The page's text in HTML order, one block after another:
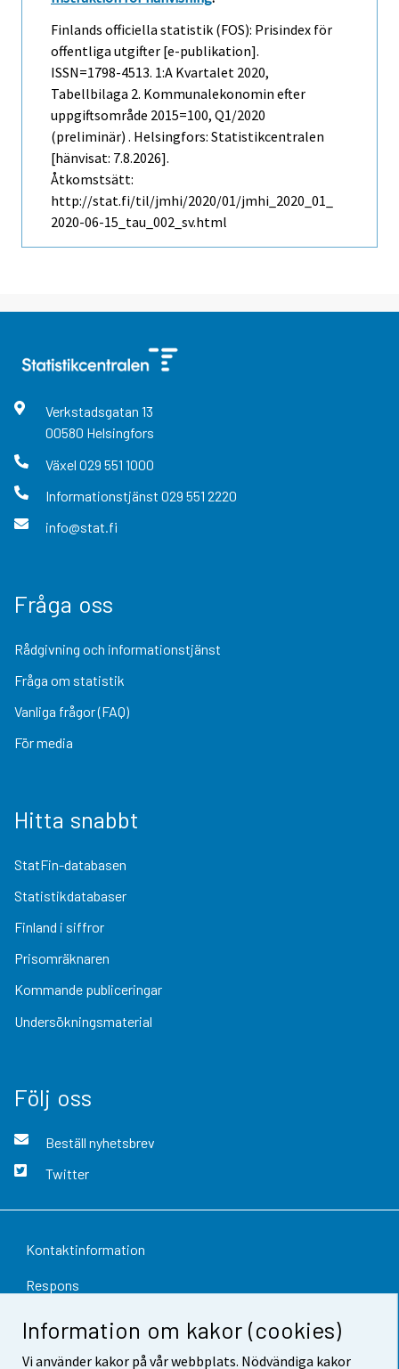
Information om kakor (cookies)
Vi använder kakor på vår webbplats. Nödvändiga kakor
Finlands officiella statistik (FOS): Prisindex för
offentliga utgifter [e-publikation].
ISSN=1798-4513. 1:a Kvartalet 2020,
Tabellbilaga 2. Kommunalekonomin efter
uppgiftsområde 2015=100, Q1/2020
(preliminär) . Helsingfors: Statistikcentralen
[hänvisat: 7.8.2026].
Åtkomstsätt:
http://stat.fi/til/jmhi/2020/01/jmhi_2020_01_
2020-06-15_tau_002_sv.html
Verkstadsgatan 13
00580 Helsingfors
Växel 029 551 1000
Informationstjänst 029 551 2220
info@stat.fi
Fråga oss
Rådgivning och informationstjänst
Fråga om statistik
Vanliga frågor (FAQ)
För media
Hitta snabbt
StatFin-databasen
Statistikdatabaser
Finland i siffror
Prisomräknaren
Kommande publiceringar
Undersökningsmaterial
Följ oss
Beställ nyhetsbrev
Twitter
Kontaktinformation
Respons
Användarvillkor
Dataskydd